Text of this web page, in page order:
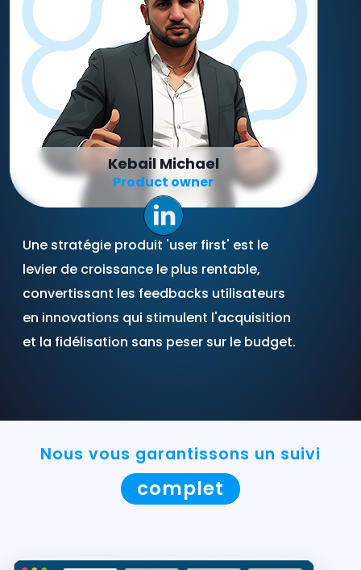
Kebail Michael
Product owner
Une stratégie produit 'user first' est le
levier de croissance le plus rentable,
convertissant les feedbacks utilisateurs
en innovations qui stimulent l'acquisition
et la fidélisation sans peser sur le budget.
Nous vous garantissons un suivi
complet